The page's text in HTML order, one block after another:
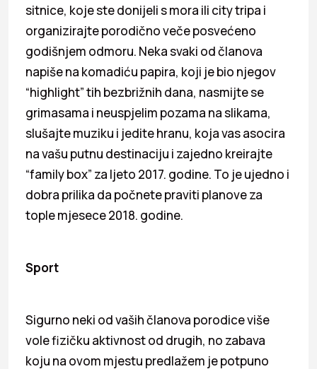
sitnice, koje ste donijeli s mora ili city tripa i
organizirajte porodično veče posvećeno
godišnjem odmoru. Neka svaki od članova
napiše na komadiću papira, koji je bio njegov
“highlight” tih bezbrižnih dana, nasmijte se
grimasama i neuspjelim pozama na slikama,
slušajte muziku i jedite hranu, koja vas asocira
na vašu putnu destinaciju i zajedno kreirajte
“family box” za ljeto 2017. godine. To je ujedno i
dobra prilika da počnete praviti planove za
tople mjesece 2018. godine.
Sport
Sigurno neki od vaših članova porodice više
vole fizičku aktivnost od drugih, no zabava
koju na ovom mjestu predlažem je potpuno